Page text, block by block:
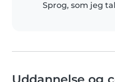
Sprog, som jeg